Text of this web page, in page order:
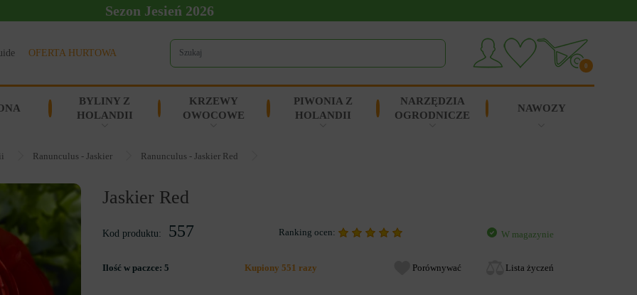
Sezon Jesień 2026
OFERTA HURTOWA
0
BYLINY Z
HOLANDII
KRZEWY
OWOCOWE
PIWONIA Z
HOLANDII
NARZĘDZIA
OGRODNICZE
NAWOZY
Ranunculus - Jaskier Ranunculus - Jaskier Red
Jaskier Red
Kod produktu: 557 Ranking ocen: W magazynie
Ilość w paczce: 5 Kupiony 551 razy Porównywać Lista życzeń